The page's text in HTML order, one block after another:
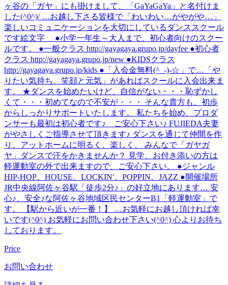
ヶ谷の「ガヤ」にも掛けまして、「GaYaGaYa」と名付けま
した(^0^)/ …お越し下さる皆様で「わいわい…がやがや…」
楽しいコミュニケーションを大切にしているダンススクール
です絵文字 ●小学一年生～大人まで、初心者向けのスクー
ルです。 ●一般クラス http://gayagaya.grupo.jp/dayfee ●初心者
クラス http://gayagaya.grupo.jp/new ●KIDSクラス
http://gayagaya.grupo.jp/kids ●「入会金無料(^_-)-☆」で…「や
りたい気持ち、笑顔と元気」があればスクールに入会出来ま
す。 ★ダンスを始めたいけど、自信がない・・・恥ずかし
くて・・・初めてなので不安が・・・ そんな貴方も、初歩
からしっかりサポートいたします。 私たちを始め、プロダ
ンサーも最初は初心者です♪ ご安心下さい♪ FUJIEDA夫妻
がやさしくご指導させて頂きます♪ ダンスを通じて仲間を作
り、アットホームに明るく、楽しく、 みんなで「ガヤガ
ヤ」ダンスで汗をかきませんか？ 見学、お付き添いの方は
軽運動室の外で出来ますので、ご安心下さい。 ●ジャンル
HIP-HOP、HOUSE、LOCKIN'、POPPIN、JAZZ ●開催場所
JR中央線阿佐ヶ谷駅「徒歩2分♪」の好立地にあります… 安
心♪、安全♪な阿佐ヶ谷地域区民センターB1「軽運動室」で
す。 【駅から近いが一番！】 …お気軽にお越し頂ければ幸
いです(^0^) お気軽にお問い合わせ下さい(^0^) 心よりお待ち
しております。
Price
お問い合わせ